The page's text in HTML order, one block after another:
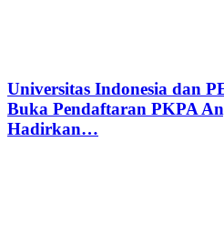
Universitas Indonesia dan
Buka Pendaftaran PKPA
Hadirkan…